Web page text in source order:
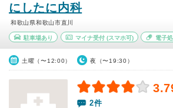
にしたに内科
和歌山県和歌山市直川
駐車場あり マイナ受付(スマホ可) 電子
土曜（〜12:00） 夜（〜19:30）
2件